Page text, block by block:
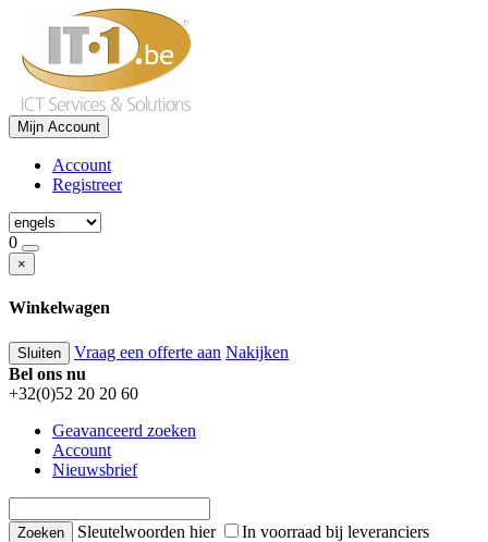
Mijn Account
Account
Registreer
0
×
Winkelwagen
Sluiten Vraag een offerte aan Nakijken
Bel ons nu
+32(0)52 20 20 60
Geavanceerd zoeken
Account
Nieuwsbrief
Sleutelwoorden hier
In voorraad bij leveranciers